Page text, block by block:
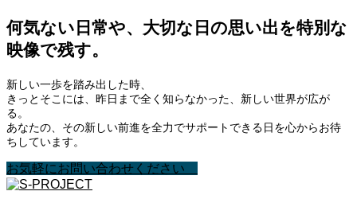
何気ない日常や、大切な日の思い出を特別な
映像で残す。
新しい一歩を踏み出した時、
きっとそこには、昨日まで全く知らなかった、新しい世界が広が
る。
あなたの、その新しい前進を全力でサポートできる日を心からお待
ちしています。
お気軽にお問い合わせください